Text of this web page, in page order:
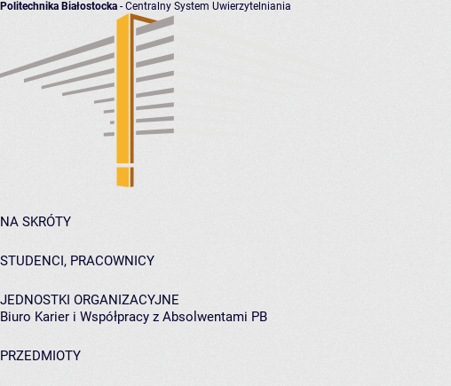
Politechnika Białostocka - Centralny System Uwierzytelniania
NA SKRÓTY
STUDENCI, PRACOWNICY
JEDNOSTKI ORGANIZACYJNE
Biuro Karier i Współpracy z Absolwentami PB
PRZEDMIOTY